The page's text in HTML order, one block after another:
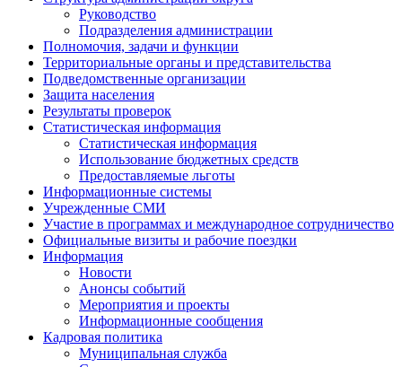
Руководство
Подразделения администрации
Полномочия, задачи и функции
Территориальные органы и представительства
Подведомственные организации
Защита населения
Результаты проверок
Статистическая информация
Статистическая информация
Использование бюджетных средств
Предоставляемые льготы
Информационные системы
Учрежденные СМИ
Участие в программах и международное сотрудничество
Официальные визиты и рабочие поездки
Информация
Новости
Анонсы событий
Мероприятия и проекты
Информационные сообщения
Кадровая политика
Муниципальная служба